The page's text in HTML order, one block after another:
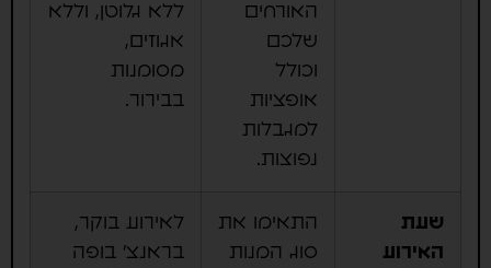
האורחים
שלכם
וכולל
אופציות
למגבלות
נפוצות.
ללא גלוטן, וללא
אגוזים,
מסומנות
בבירור.
שעת
האירוע
התאימו את
סוג המנות
לאירוע בוקר,
בראנצ' בופה